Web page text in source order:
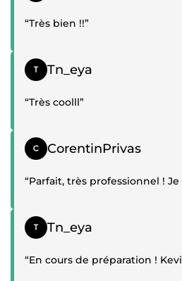
“Très bien !!”
Témoignage positif
Tn_eya
“Très coolll”
Témoignage positif
CorentinPrivas
“Parfait, très professionnel !
Témoignage positif
Tn_eya
“En cours de préparation !